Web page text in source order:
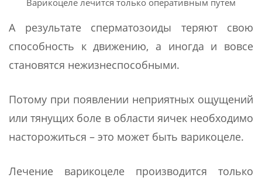
Варикоцеле лечится только оперативным путем
А результате сперматозоиды теряют свою
способность к движению, а иногда и вовсе
становятся нежизнеспособными.
Потому при появлении неприятных ощущений
или тянущих боле в области яичек необходимо
насторожиться – это может быть варикоцеле.
Лечение варикоцеле производится только